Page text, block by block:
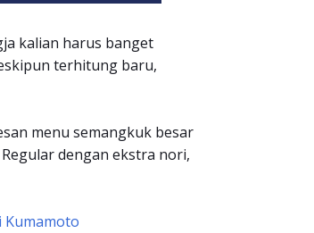
kalian harus banget
terhitung baru,
menu semangkuk besar
dengan ekstra nori,
Kumamoto